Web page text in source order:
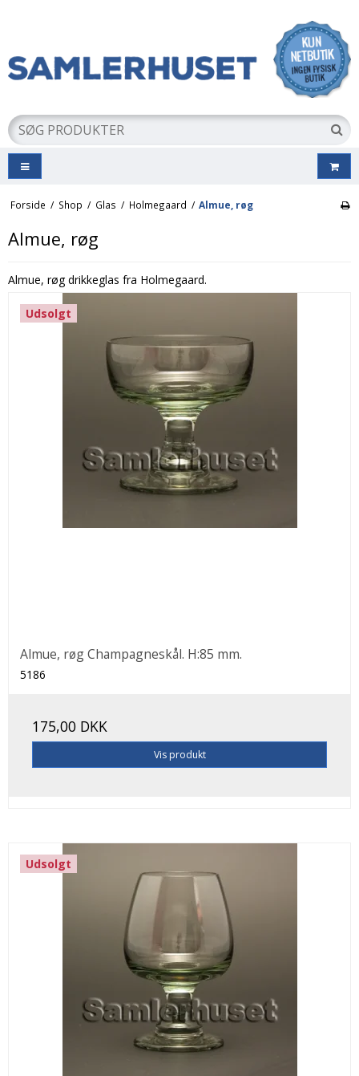
Forside / Shop / Glas / Holmegaard / Almue, røg
Almue, røg
Almue, røg drikkeglas fra Holmegaard.
Udsolgt
Almue, røg Champagneskål. H:85 mm.
5186
175,00 DKK
Vis produkt
Udsolgt